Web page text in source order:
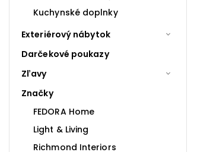
Kuchynské doplnky
Exteriérový nábytok
Darčekové poukazy
Zľavy
Značky
FEDORA Home
Light & Living
Richmond Interiors